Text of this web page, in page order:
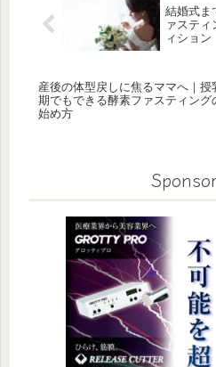
結婚式ま
ァステ
ィション
産後の体型戻しに焦るママへ｜授
期でもできる酵素ファスティング
始め方